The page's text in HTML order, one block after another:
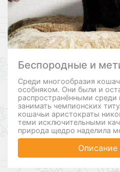
Беспородные и
Среди многообразия
особняком. Они были и
распространёнными
занимать чемпионских
кошачьи аристократы
теми исключительными
природа щедро наделила